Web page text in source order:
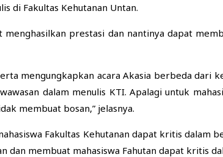
di Fakultas Kehutanan Untan.
menghasilkan prestasi dan nantinya dapat
mengungkapkan acara Akasia berbeda dari
dalam menulis KTI. Apalagi untuk
membuat bosan,” jelasnya.
Fakultas Kehutanan dapat kritis dalam
dan membuat mahasiswa Fahutan dapat kritis